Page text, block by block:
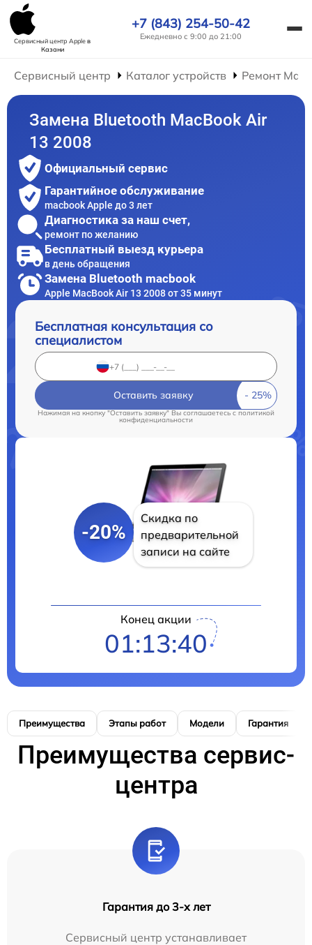
Сервисный центр Appleв
Казани
+7 (843) 254-50-42
Ежедневно с 9:00 до 21:00
Сервисный центр Каталог устройств Ремонт
Замена Bluetooth MacBook Air
13 2008
Официальный сервис
Гарантийное обслуживание
macbook Apple до 3 лет
Диагностика за наш счет,
ремонт по желанию
Бесплатный выезд курьера
в день обращения
Замена Bluetooth macbook
Apple MacBook Air 13 2008 от 35 минут
Бесплатная консультация со
специалистом
Оставить заявку
Нажимая на кнопку "Оставить заявку" Вы соглашаетесь cполитикой
конфиденциальности
-20%
Скидка по
предварительной
записи на сайте
Конец акции
01:13:39
Преимущества Этапы работ Модели Гарантия
Преимущества сервис-
центра
Гарантия до 3-х лет
Сервисный центр устанавливает